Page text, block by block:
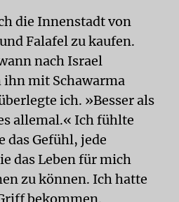
die Innenstadt von
Falafel zu kaufen.
nach Israel
mit Schawarma
ich. »Besser als
allemal.« Ich fühlte
das Gefühl, jede
das Leben für mich
zu können. Ich hatte